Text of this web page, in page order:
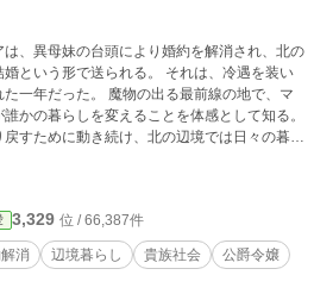
、異母妹の台頭により婚約を解消され、北の
という形で送られる。 それは、冷遇を装い
一年だった。 魔物の出る最前線の地で、マ
かの暮らしを変えることを体感として知る。
すために動き続け、北の辺境では日々の暮ら
変えていった。一年の遠回りの末、マルケリ
全話投稿予約し
す。
3,329 位 / 66,387件
消 辺境暮らし 貴族社会
公爵令嬢